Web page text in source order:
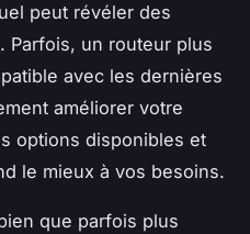
peut révéler des
Parfois, un routeur plus
avec les dernières
améliorer votre
options disponibles et
le mieux à vos besoins.
que parfois plus